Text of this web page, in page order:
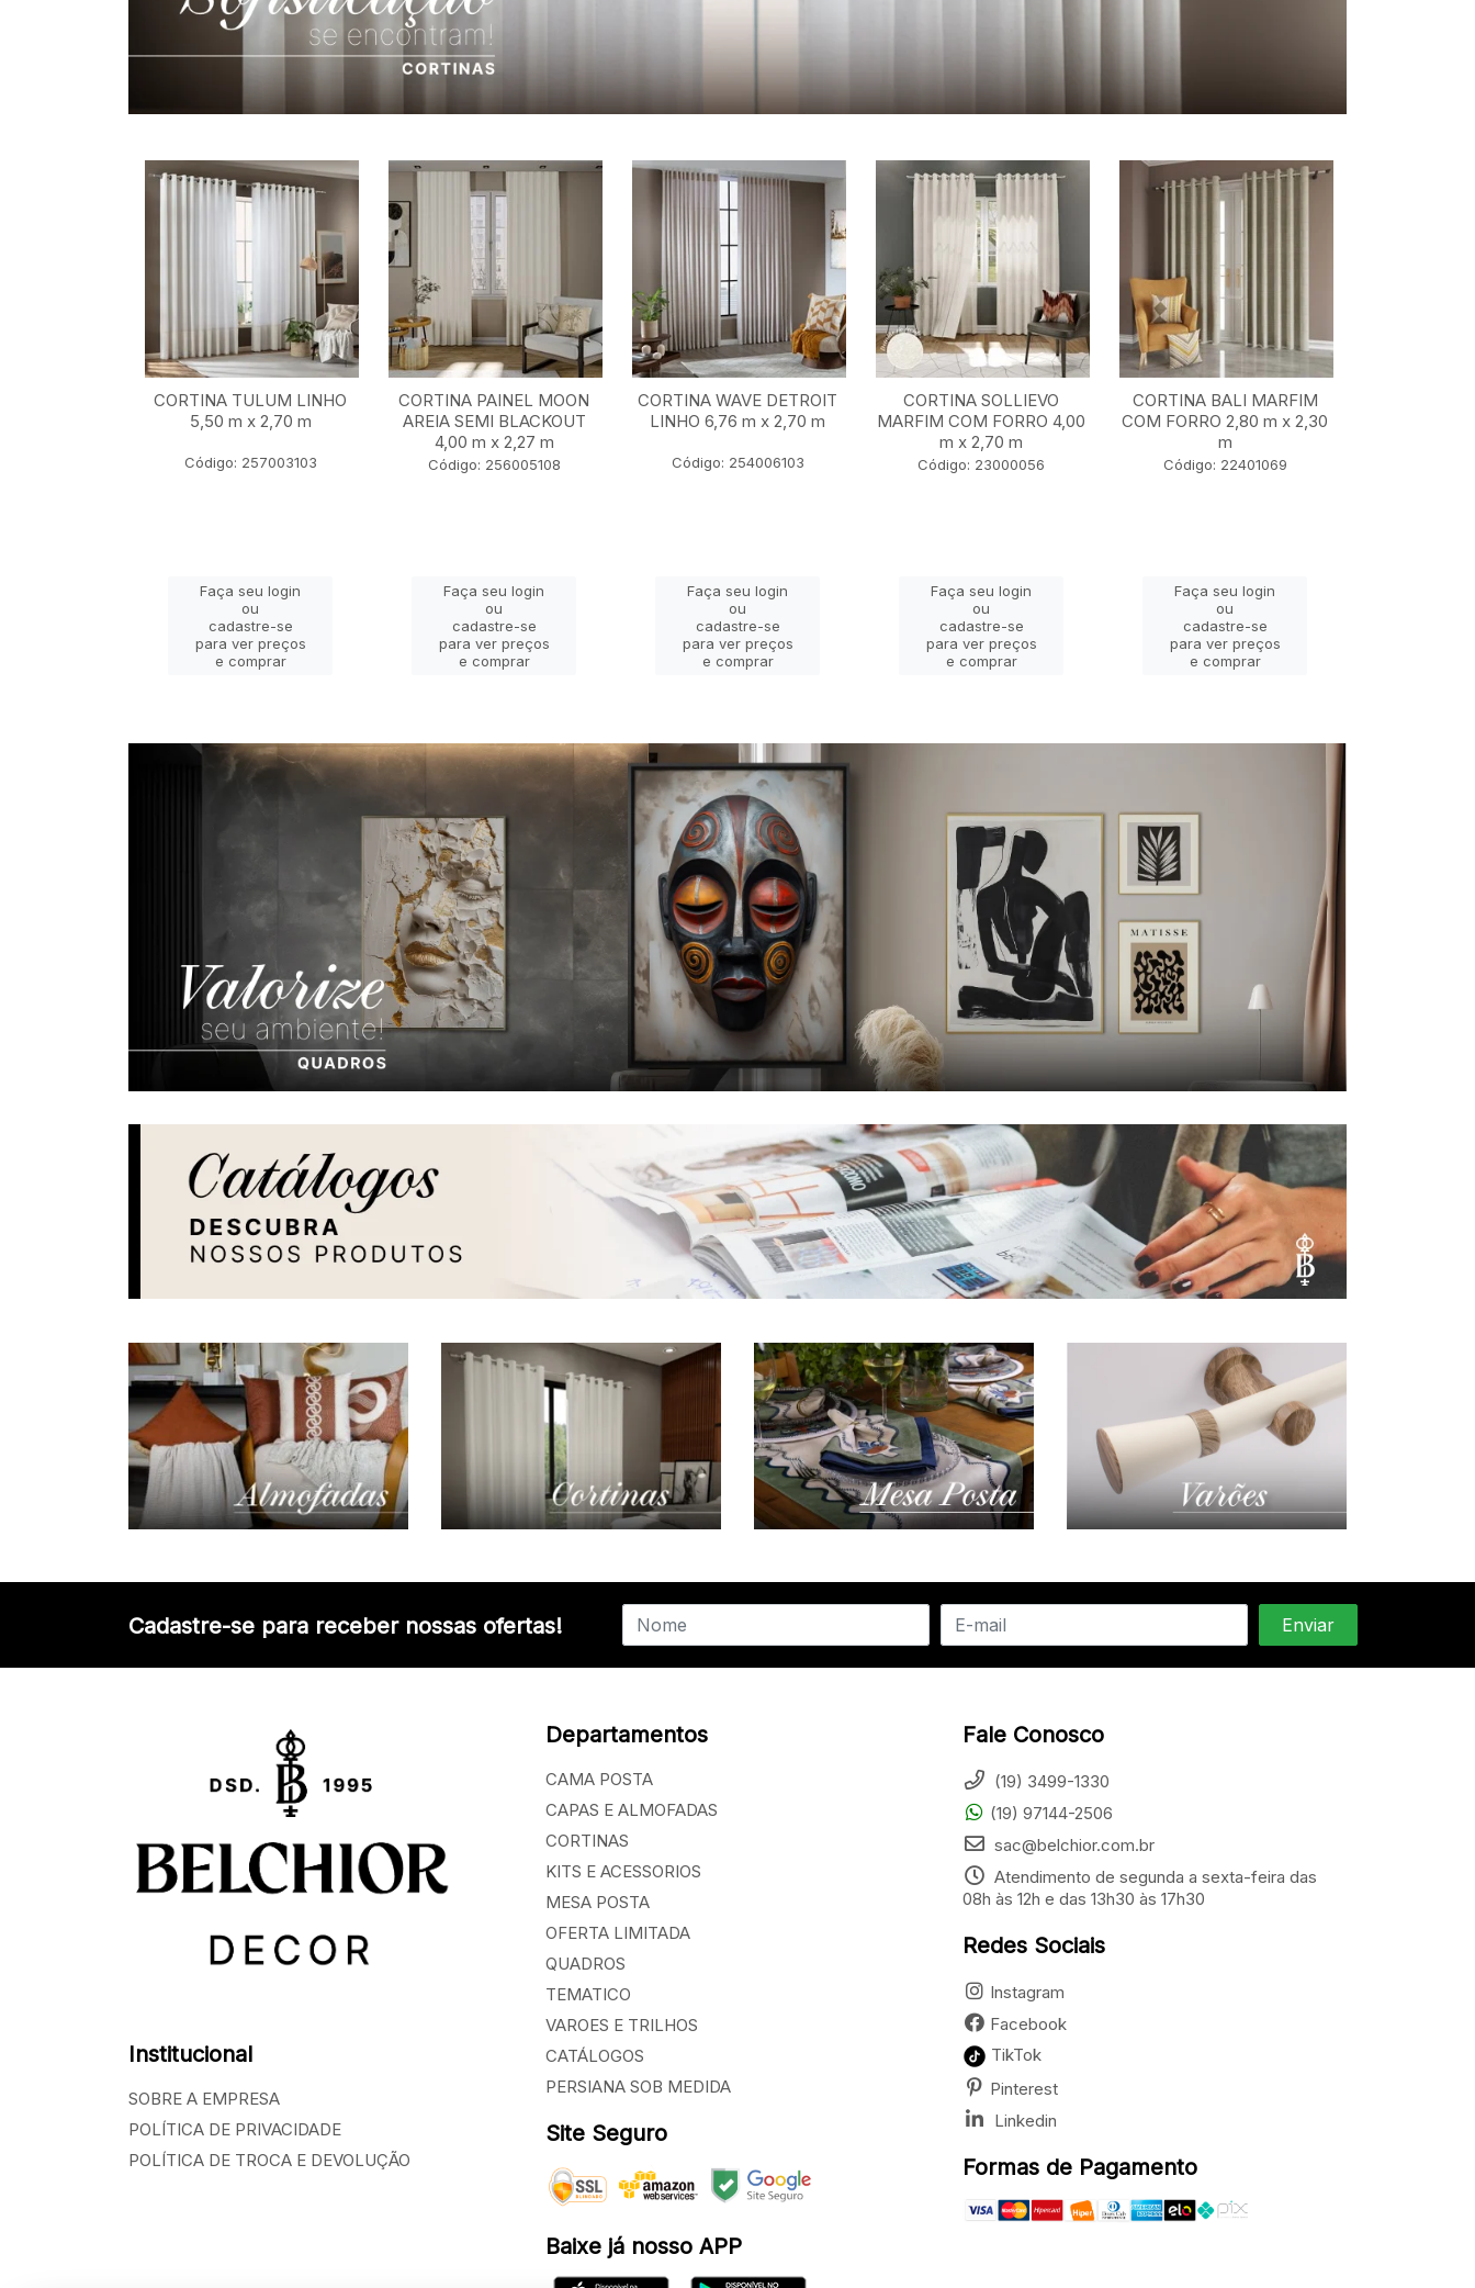
CORTINA TULUM LINHO
5,50 m x 2,70 m
Código: 257003103
Faça seu login
ou
cadastre-se
para ver preços
e comprar
CORTINA PAINEL MOON
AREIA SEMI BLACKOUT
4,00 m x 2,27 m
Código: 256005108
Faça seu login
ou
cadastre-se
para ver preços
e comprar
CORTINA WAVE DETROIT
LINHO 6,76 m x 2,70 m
Código: 254006103
Faça seu login
ou
cadastre-se
para ver preços
e comprar
CORTINA SOLLIEVO
MARFIM COM FORRO 4,00
m x 2,70 m
Código: 23000056
Faça seu login
ou
cadastre-se
para ver preços
e comprar
CORTINA BALI MARFIM
COM FORRO 2,80 m x 2,30
m
Código: 22401069
Faça seu login
ou
cadastre-se
para ver preços
e comprar
Cadastre-se para receber nossas ofertas!
Institucional
SOBRE A EMPRESA
POLÍTICA DE PRIVACIDADE
POLÍTICA DE TROCA E DEVOLUÇÃO
Departamentos
CAMA POSTA
CAPAS E ALMOFADAS
CORTINAS
KITS E ACESSORIOS
MESA POSTA
OFERTA LIMITADA
QUADROS
TEMATICO
VAROES E TRILHOS
CATÁLOGOS
PERSIANA SOB MEDIDA
Site Seguro
Baixe já nosso APP
Fale Conosco
(19) 3499-1330
(19) 97144-2506
sac@belchior.com.br
Atendimento de segunda a sexta-feira das
08h às 12h e das 13h30 às 17h30
Redes Sociais
Instagram
Facebook
TikTok
Pinterest
Linkedin
Formas de Pagamento